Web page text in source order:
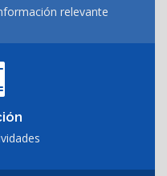
relevante